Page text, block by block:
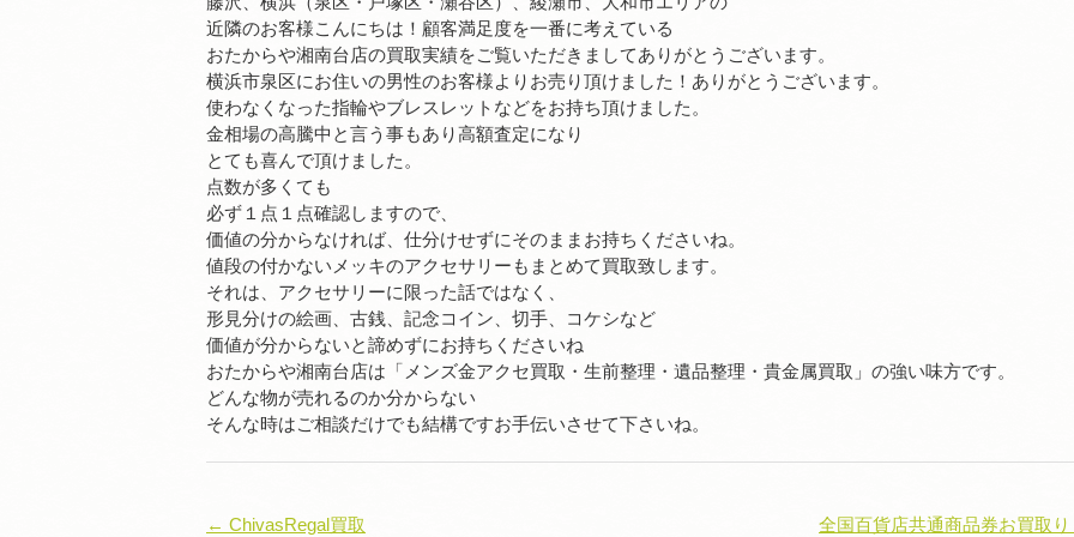
近隣のお客様こんにちは！顧客満足度を一番に考えている
おたからや湘南台店の買取実績をご覧いただきましてありがとうございます。
横浜市泉区にお住いの男性のお客様よりお売り頂けました！ありがとうございます。
使わなくなった指輪やブレスレットなどをお持ち頂けました。
金相場の高騰中と言う事もあり高額査定になり
とても喜んで頂けました。
点数が多くても
必ず１点１点確認しますので、
価値の分からなければ、仕分けせずにそのままお持ちくださいね。
値段の付かないメッキのアクセサリーもまとめて買取致します。
それは、アクセサリーに限った話ではなく、
形見分けの絵画、古銭、記念コイン、切手、コケシなど
価値が分からないと諦めずにお持ちくださいね
おたからや湘南台店は「メンズ金アクセ買取・生前整理・遺品整理・貴金属買取」の強い味方です。
どんな物が売れるのか分からない
そんな時はご相談だけでも結構ですお手伝いさせて下さいね。
← ChivasRegal買取 全国百貨店共通商品券お買取